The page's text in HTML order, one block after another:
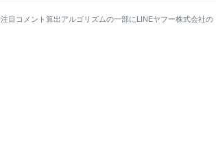
注目コメント算出アルゴリズムの一部にLINEヤフー株式会社